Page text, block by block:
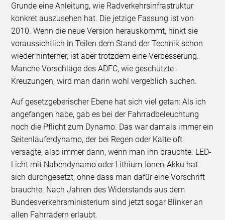
Grunde eine Anleitung, wie Radverkehrsinfrastruktur
konkret auszusehen hat. Die jetzige Fassung ist von
2010. Wenn die neue Version herauskommt, hinkt sie
voraussichtlich in Teilen dem Stand der Technik schon
wieder hinterher, ist aber trotzdem eine Verbesserung.
Manche Vorschläge des ADFC, wie geschützte
Kreuzungen, wird man darin wohl vergeblich suchen.
Auf gesetzgeberischer Ebene hat sich viel getan: Als ich
angefangen habe, gab es bei der Fahrradbeleuchtung
noch die Pflicht zum Dynamo. Das war damals immer ein
Seitenläuferdynamo, der bei Regen oder Kälte oft
versagte, also immer dann, wenn man ihn brauchte. LED-
Licht mit Nabendynamo oder Lithium-Ionen-Akku hat
sich durchgesetzt, ohne dass man dafür eine Vorschrift
brauchte. Nach Jahren des Widerstands aus dem
Bundesverkehrsministerium sind jetzt sogar Blinker an
allen Fahrrädern erlaubt.